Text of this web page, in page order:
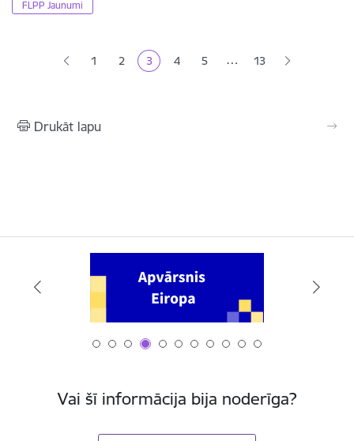
FLPP Jaunumi
Lapa
1 Lapa
2 Pašreizējā lapa
3 Lapa
4 Lapa
5 … 13
Drukāt lapu
Vai šī informācija bija noderīga?